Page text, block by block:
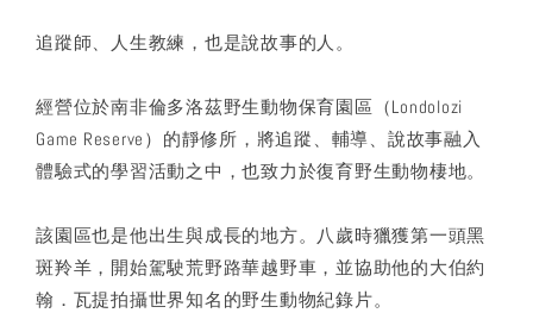
追蹤師、人生教練，也是說故事的人。
經營位於南非倫多洛茲野生動物保育園區（Londolozi
Game Reserve）的靜修所，將追蹤、輔導、說故事融入
體驗式的學習活動之中，也致力於復育野生動物棲地。
該園區也是他出生與成長的地方。八歲時獵獲第一頭黑
斑羚羊，開始駕駛荒野路華越野車，並協助他的大伯約
翰．瓦提拍攝世界知名的野生動物紀錄片。